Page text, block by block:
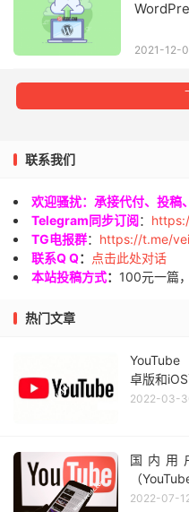
2021-12-
联系我们
欢迎骚扰：承接代付、投稿
Telegram同步订阅：
TG电报群： https://t.me/
联系Q Q：
点击此处对话
本站投稿方式： 100元一篇
热门文章
YouTube
卓版和
2022-03-
国内用
（
2022-07-